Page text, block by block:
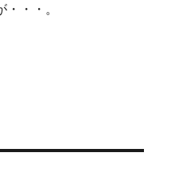
・・。